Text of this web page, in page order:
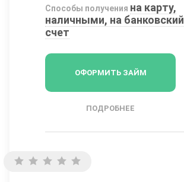
Способы получения на карту,
наличными, на банковский
счет
ОФОРМИТЬ ЗАЙМ
ПОДРОБНЕЕ